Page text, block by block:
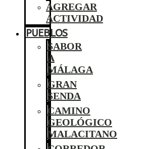
AGREGAR
ACTIVIDAD
PUEBLOS
SABOR
A
MÁLAGA
GRAN
SENDA
CAMINO
GEOLÓGICO
MALACITANO